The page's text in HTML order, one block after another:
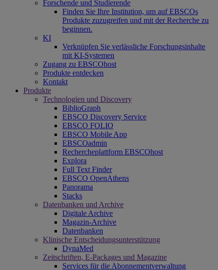
Forschende und Studierende
Finden Sie Ihre Institution, um auf EBSCOs
Produkte zuzugreifen und mit der Recherche zu
beginnen.
KI
Verknüpfen Sie verlässliche Forschungsinhalte
mit KI-Systemen
Zugang zu EBSCOhost
Produkte entdecken
Kontakt
Produkte
Technologien und Discovery
BiblioGraph
EBSCO Discovery Service
EBSCO FOLIO
EBSCO Mobile App
EBSCOadmin
Rechercheplattform EBSCOhost
Explora
Full Text Finder
EBSCO OpenAthens
Panorama
Stacks
Datenbanken und Archive
Digitale Archive
Magazin-Archive
Datenbanken
Klinische Entscheidungsunterstützung
DynaMed
Zeitschriften, E-Packages und Magazine
Services für die Abonnementverwaltung